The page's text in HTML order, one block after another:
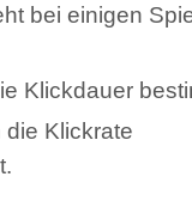
bei einigen
Klickdauer
Klickrate